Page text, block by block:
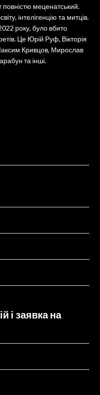
повністю меценатський.
інтелігенцію та митців.
року, було вбито
Це Юрій Руф, Вікторія
Кривцов, Мирослав
та інші.
і заявка на